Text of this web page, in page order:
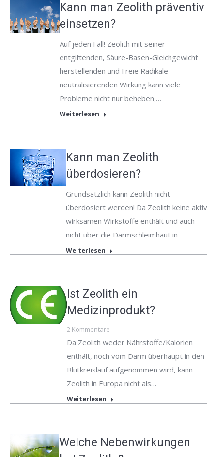
Kann man Zeolith präventiv
einsetzen?
Auf jeden Fall! Zeolith mit seiner
entgiftenden, Säure-Basen-Gleichgewicht
herstellenden und Freie Radikale
neutralisierenden Wirkung kann viele
Probleme nicht nur beheben,…
Weiterlesen
Kann man Zeolith
überdosieren?
Grundsätzlich kann Zeolith nicht
überdosiert werden! Da Zeolith keine aktiv
wirksamen Wirkstoffe enthält und auch
nicht über die Darmschleimhaut in…
Weiterlesen
Ist Zeolith ein
Medizinprodukt?
2 Kommentare
Da Zeolith weder Nährstoffe/Kalorien
enthält, noch vom Darm überhaupt in den
Blutkreislauf aufgenommen wird, kann
Zeolith in Europa nicht als…
Weiterlesen
Welche Nebenwirkungen